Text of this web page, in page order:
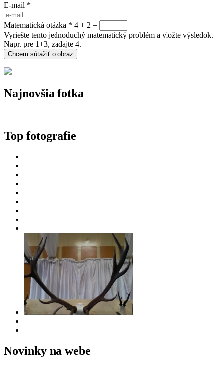
E-mail *
Matematická otázka * 4 + 2 =
Vyriešte tento jednoduchý matematický problém a vložte výsledok.
Napr. pre 1+3, zadajte 4.
Najnovšia fotka
Top fotografie
Novinky na webe